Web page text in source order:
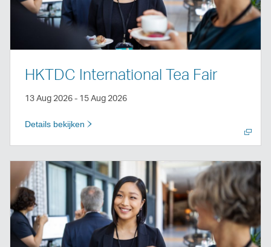
HKTDC International Tea Fair
13 Aug 2026 - 15 Aug 2026
Details bekijken
Nieuw
venster
openen